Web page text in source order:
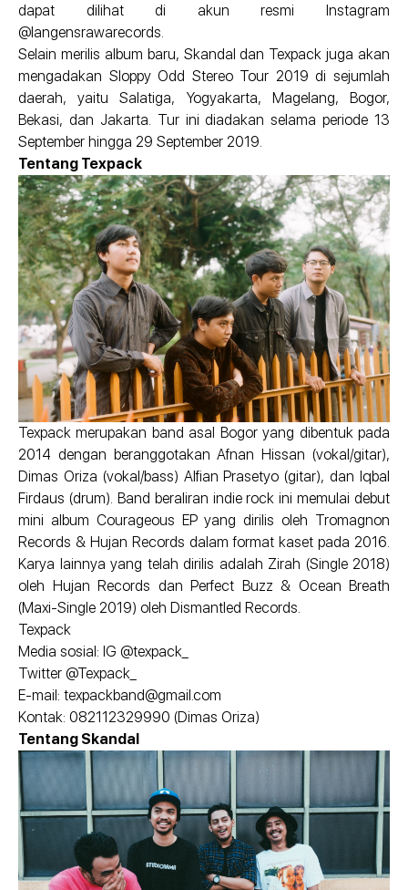
dapat dilihat di akun resmi Instagram
@langensrawarecords.
Selain merilis album baru, Skandal dan Texpack juga akan
mengadakan Sloppy Odd Stereo Tour 2019 di sejumlah
daerah, yaitu Salatiga, Yogyakarta, Magelang, Bogor,
Bekasi, dan Jakarta. Tur ini diadakan selama periode 13
September hingga 29 September 2019.
Tentang Texpack
Texpack merupakan band asal Bogor yang dibentuk pada
2014 dengan beranggotakan Afnan Hissan (vokal/gitar),
Dimas Oriza (vokal/bass) Alfian Prasetyo (gitar), dan Iqbal
Firdaus (drum). Band beraliran indie rock ini memulai debut
mini album Courageous EP yang dirilis oleh Tromagnon
Records & Hujan Records dalam format kaset pada 2016.
Karya lainnya yang telah dirilis adalah Zirah (Single 2018)
oleh Hujan Records dan Perfect Buzz & Ocean Breath
(Maxi-Single 2019) oleh Dismantled Records.
Texpack
Media sosial: IG @texpack_
Twitter @Texpack_
E-mail: texpackband@gmail.com
Kontak: 082112329990 (Dimas Oriza)
Tentang Skandal